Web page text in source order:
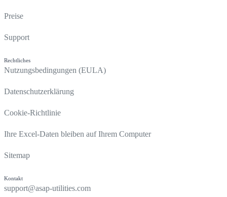
Preise
Support
Rechtliches
Nutzungsbedingungen (EULA)
Datenschutzerklärung
Cookie-Richtlinie
Ihre Excel-Daten bleiben auf Ihrem Computer
Sitemap
Kontakt
support@asap-utilities.com